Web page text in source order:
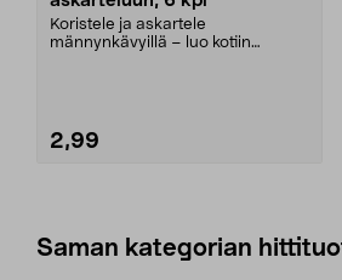
Koristele ja askartele
männynkävyillä – luo kotiin
2,99
Saman kategorian